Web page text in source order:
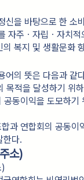
신을 바탕으로 한 소
자주ㆍ자립ㆍ자치
복지 및 생활문화
어의 뜻은 다음과 같
목적을 달성하기 위
동이익을 도모하기
과 연합회의 공동이
한다.
소)